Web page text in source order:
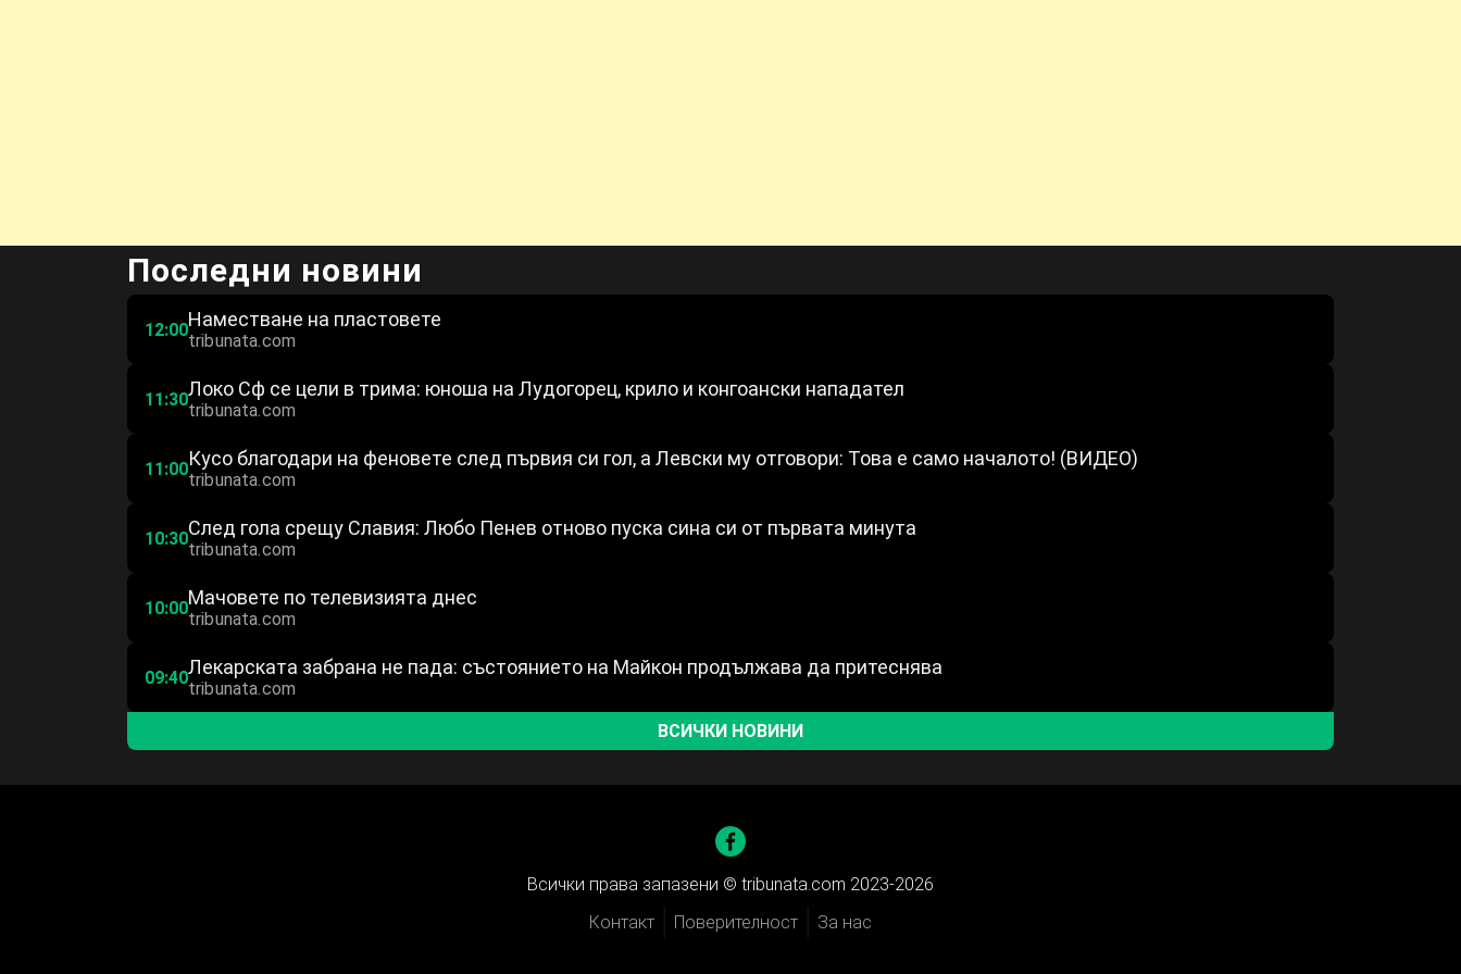
Последни новини
12:00Наместване на пластовете
tribunata.com
11:30Локо Сф се цели в трима: юноша на Лудогорец, крило и конгоански нападател
tribunata.com
11:00Кусо благодари на феновете след първия си гол, а Левски му отговори: Това е само началото! (ВИДЕО)
tribunata.com
10:30След гола срещу Славия: Любо Пенев отново пуска сина си от първата минута
tribunata.com
10:00Мачовете по телевизията днес
tribunata.com
09:40Лекарската забрана не пада: състоянието на Майкон продължава да притеснява
tribunata.com
ВСИЧКИ НОВИНИ
Всички права запазени © tribunata.com 2023-2026
Контакт
Поверителност За нас